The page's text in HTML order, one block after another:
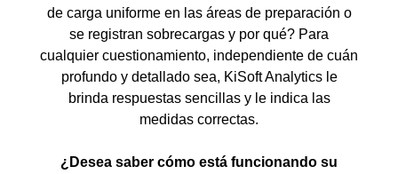
de carga uniforme en las áreas de preparación o
se registran sobrecargas y por qué? Para
cualquier cuestionamiento, independiente de cuán
profundo y detallado sea, KiSoft Analytics le
brinda respuestas sencillas y le indica las
medidas correctas.
¿Desea saber cómo está funcionando su